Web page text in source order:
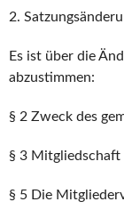
2.
Es ist über die
abzustimmen:
§ 2 Zweck des
§ 3 Mitgliedschaft
§ 5 Die